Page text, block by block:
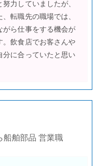
力していましたが、
転職先の職場では、
がら仕事をする機会が
。飲食店でお客さんや
に合っていたと思い
船舶部品 営業職